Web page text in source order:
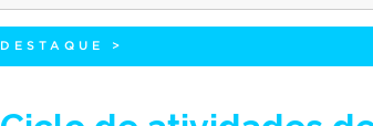
DESTAQUE >